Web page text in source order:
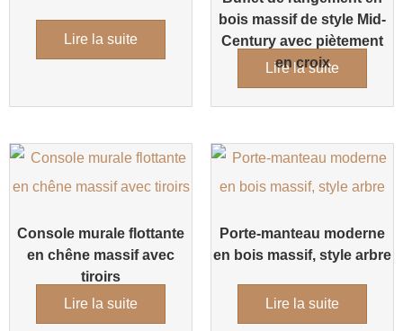
Lire la suite
bois massif de style Mid-
Century avec piètement
en croix
Lire la suite
Console murale flottante
en chêne massif avec
tiroirs
Lire la suite
Porte-manteau moderne
en bois massif, style arbre
Lire la suite